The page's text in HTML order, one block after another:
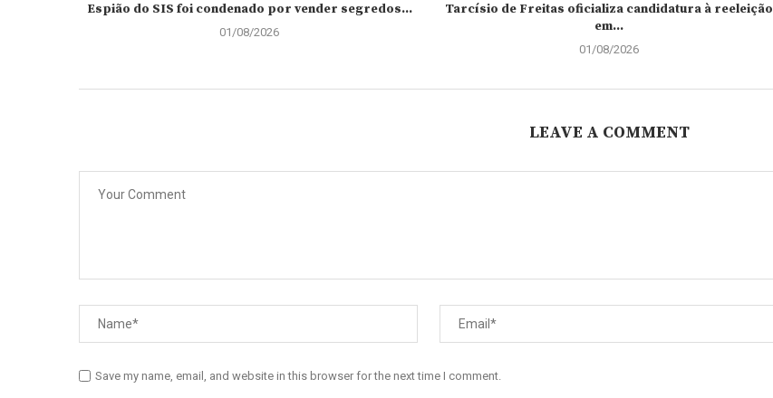
Espião do SIS foi condenado por vender segredos...
01/08/2026
Tarcísio de Freitas oficializa candidatura à reeleição
em...
01/08/2026
LEAVE A COMMENT
Save my name, email, and website in this browser for the next time I comment.